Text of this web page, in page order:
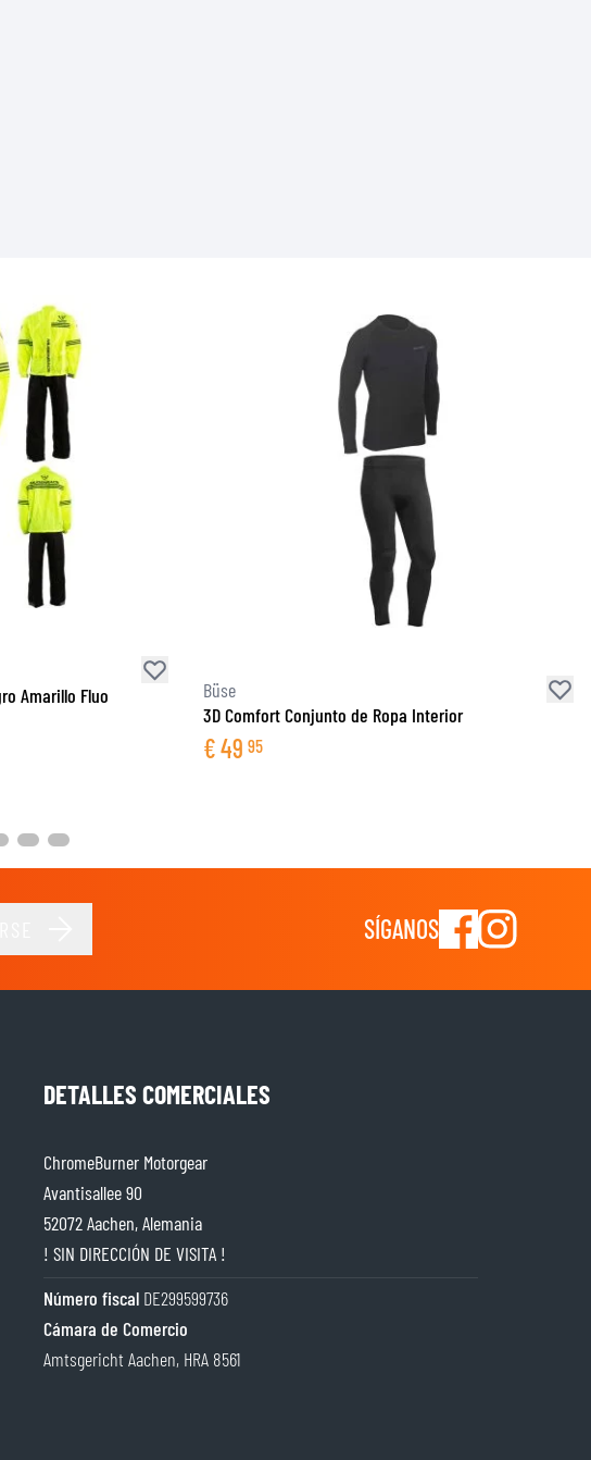
Amarillo Fluo
Büse
3D Comfort Conjunto de Ropa Interior
€49 95
SÍGANOS
DETALLES COMERCIALES
ChromeBurner Motorgear
Avantisallee 90
52072 Aachen, Alemania
! SIN DIRECCIÓN DE VISITA !
Número fiscal DE299599736
Cámara de Comercio
Amtsgericht Aachen, HRA 8561